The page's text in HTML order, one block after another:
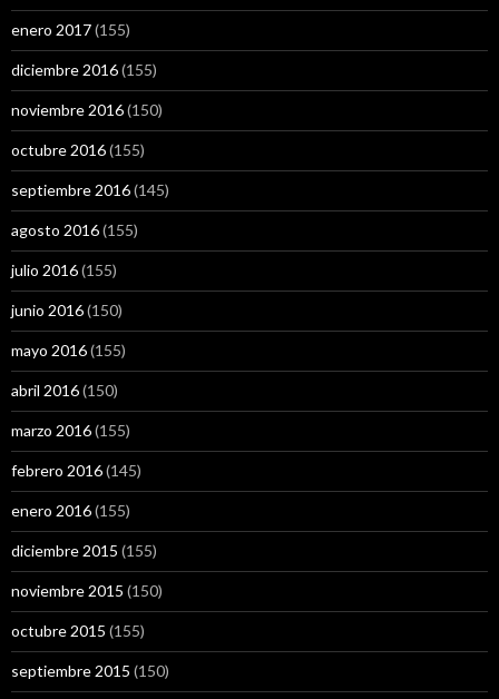
enero 2017(155)
diciembre 2016(155)
noviembre 2016(150)
octubre 2016(155)
septiembre 2016(145)
agosto 2016(155)
julio 2016(155)
junio 2016(150)
mayo 2016(155)
abril 2016(150)
marzo 2016(155)
febrero 2016(145)
enero 2016(155)
diciembre 2015 (155)
noviembre 2015 (150)
octubre 2015 (155)
septiembre 2015 (150)